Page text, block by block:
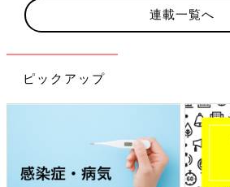
連載一覧へ
ピックアップ